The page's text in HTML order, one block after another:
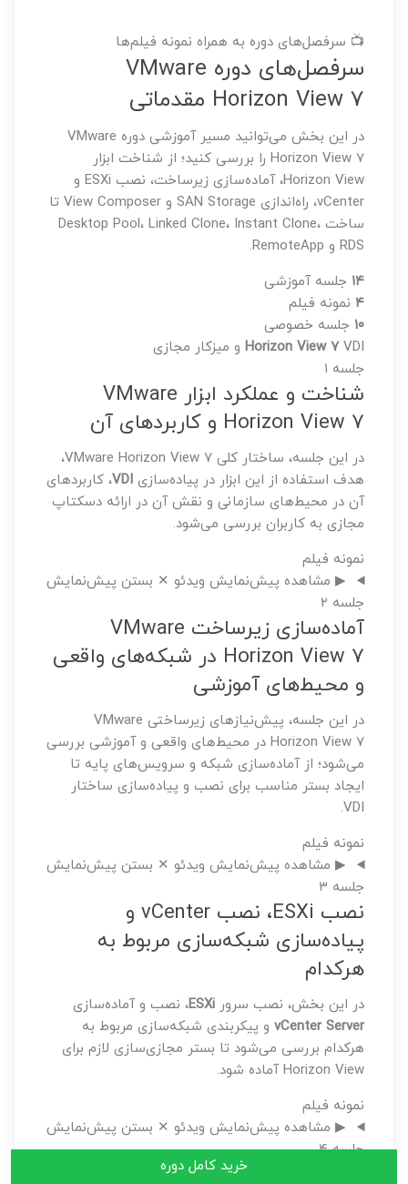
📺 سرفصل‌های دوره به همراه نمونه فیلم‌ها
سرفصل‌های دوره VMware
Horizon View 7 مقدماتی
در این بخش می‌توانید مسیر آموزشی دوره VMware
Horizon View 7 را بررسی کنید؛ از شناخت ابزار
Horizon View، آماده‌سازی زیرساخت، نصب ESXi و
vCenter، راه‌اندازی SAN Storage و View Composer تا
ساخت Desktop Pool، Linked Clone، Instant Clone،
RDS و RemoteApp.
۱۴ جلسه آموزشی
۴ نمونه فیلم
۱۰ جلسه خصوصی
Horizon View 7 VDI و میزکار مجازی
جلسه ۱
شناخت و عملکرد ابزار VMware
Horizon View 7 و کاربردهای آن
در این جلسه، ساختار کلی VMware Horizon View 7،
هدف استفاده از این ابزار در پیاده‌سازی VDI، کاربردهای
آن در محیط‌های سازمانی و نقش آن در ارائه دسکتاپ
مجازی به کاربران بررسی می‌شود.
نمونه فیلم
▶ مشاهده پیش‌نمایش ویدئو ✕ بستن پیش‌نمایش
جلسه ۲
آماده‌سازی زیرساخت VMware
Horizon View 7 در شبکه‌های واقعی
و محیط‌های آموزشی
در این جلسه، پیش‌نیازهای زیرساختی VMware
Horizon View 7 در محیط‌های واقعی و آموزشی بررسی
می‌شود؛ از آماده‌سازی شبکه و سرویس‌های پایه تا
ایجاد بستر مناسب برای نصب و پیاده‌سازی ساختار
VDI.
نمونه فیلم
▶ مشاهده پیش‌نمایش ویدئو ✕ بستن پیش‌نمایش
جلسه ۳
نصب ESXi، نصب vCenter و
پیاده‌سازی شبکه‌سازی مربوط به
هرکدام
در این بخش، نصب سرور ESXi، نصب و آماده‌سازی
vCenter Serverو پیکربندی شبکه‌سازی مربوط به
هرکدام بررسی می‌شود تا بستر مجازی‌سازی لازم برای
Horizon View آماده شود.
نمونه فیلم
▶ مشاهده پیش‌نمایش ویدئو ✕ بستن پیش‌نمایش
جلسه ۴
آماده‌سازی vCenter برای شناختخرید کامل دوره